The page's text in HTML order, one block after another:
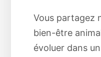
Vous partagez
bien-être
évoluer dans